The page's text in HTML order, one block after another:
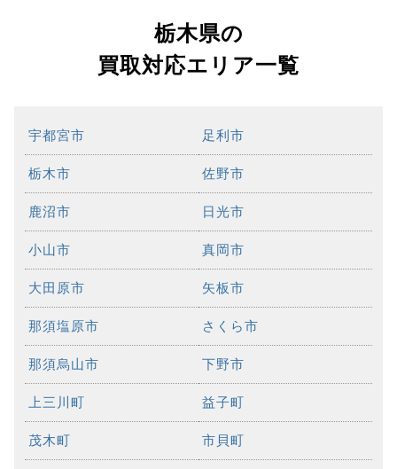
栃木県の
買取対応エリア一覧
宇都宮市 足利市
栃木市 佐野市
鹿沼市 日光市
小山市 真岡市
大田原市 矢板市
那須塩原市 さくら市
那須烏山市 下野市
上三川町 益子町
茂木町 市貝町